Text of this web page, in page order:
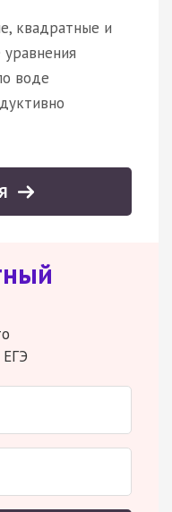
квадратные и
воде